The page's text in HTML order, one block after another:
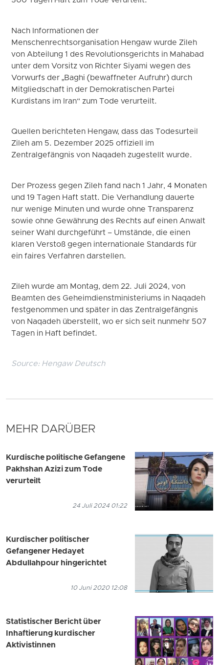
Nach Informationen der
Menschenrechtsorganisation Hengaw wurde Zileh
von Abteilung 1 des Revolutionsgerichts in Mahabad
unter dem Vorsitz von Richter Siyami wegen des
Vorwurfs der „Baghi (bewaffneter Aufruhr) durch
Mitgliedschaft in der Demokratischen Partei
Kurdistans im Iran“ zum Tode verurteilt.
Quellen berichteten Hengaw, dass das Todesurteil
Zileh am 5. Dezember 2025 offiziell im
Zentralgefängnis von Naqadeh zugestellt wurde.
Der Prozess gegen Zileh fand nach 1 Jahr, 4 Monaten
und 19 Tagen Haft statt. Die Verhandlung dauerte
nur wenige Minuten und wurde ohne Transparenz
sowie ohne Gewährung des Rechts auf einen Anwalt
seiner Wahl durchgeführt – Umstände, die einen
klaren Verstoß gegen internationale Standards für
ein faires Verfahren darstellen.
Zileh wurde am Montag, dem 22. Juli 2024, von
Beamten des Geheimdienstministeriums in Naqadeh
festgenommen und später in das Zentralgefängnis
von Naqadeh überstellt, wo er sich seit nunmehr 507
Tagen in Haft befindet.
Source: Hengaw Deutsch
MEHR DARÜBER
Kurdische politische Gefangene
Pakhshan Azizi zum Tode
verurteilt
24 Juli 2024 01:22
Kurdischer politischer
Gefangener Hedayet
Abdullahpour hingerichtet
10 Juni 2020 12:08
Statistischer Bericht über
Inhaftierung kurdischer
Aktivistinnen